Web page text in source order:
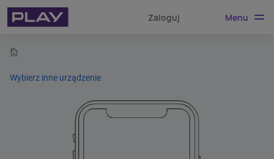
Zaloguj Menu
Wybierz inne urządzenie